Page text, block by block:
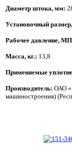
Диаметр штока, мм:
Установочный
Рабочее давление,
Масса, кг.: 13,8
Применяемые
Производитель: ОАО
машиностроения)